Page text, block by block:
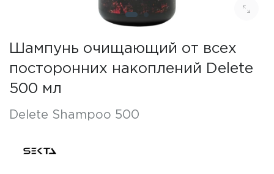
Шампунь очищающий от всех
посторонних накоплений Delete
500 мл
Delete Shampoo 500